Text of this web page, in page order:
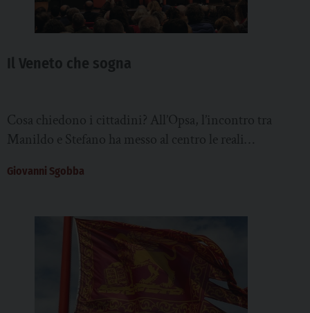
Il Veneto che sogna
Cosa chiedono i cittadini? All’Opsa, l’incontro tra
Manildo e Stefano ha messo al centro le reali
Giovanni Sgobba